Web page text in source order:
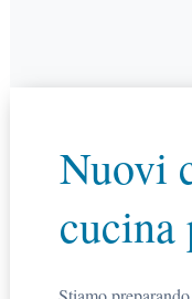
Nuovi
cucina